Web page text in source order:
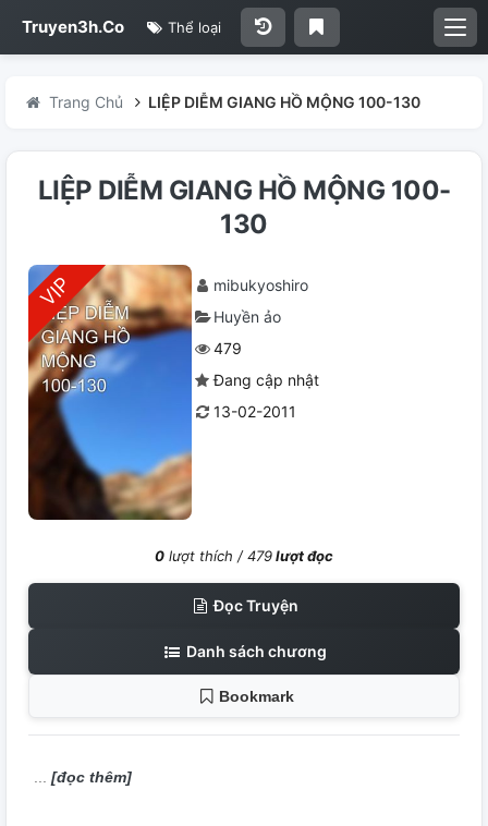
Truyen3h.Co Thể loại
Trang Chủ LIỆP DIỄM GIANG HỒ MỘNG 100-130
LIỆP DIỄM GIANG HỒ MỘNG 100-
130
mibukyoshiro
Huyền ảo
479
Đang cập nhật
13-02-2011
0 lượt thích /479lượt đọc
Đọc Truyện
Danh sách chương
Bookmark
[đọc thêm]